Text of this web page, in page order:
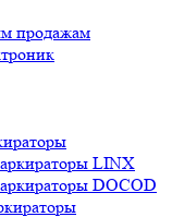
продажам
LINX
DOCOD